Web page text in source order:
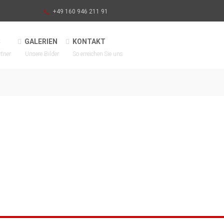
+49 160 946 211 91
GALERIEN
Unsere Bilder
KONTAKT
So erreichen Sie uns